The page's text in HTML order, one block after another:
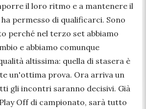
il loro ritmo e a mantenere il
permesso di qualificarci. Sono
perché nel terzo set abbiamo
e abbiamo comunque
altissima: quella di stasera è
un'ottima prova. Ora arriva un
gli incontri saranno decisivi. Già
Off di campionato, sarà tutto